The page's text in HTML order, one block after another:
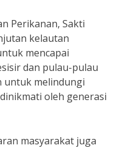
Perikanan, Sakti
kelautan
mencapai
dan pulau-pulau
untuk melindungi
oleh generasi
masyarakat juga